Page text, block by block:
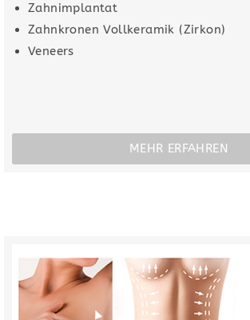
Zahnimplantat
Zahnkronen Vollkeramik (Zirkon)
Veneers
MEHR ERFAHREN